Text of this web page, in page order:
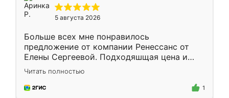
5 августа 2026
Больше всех мне понравилось
предложение от компании Ренессанс от
Елены Сергеевой. Подходяшщая цена и
короткие сроки изготовления. Приехавший
для замера сотрудник Владислав
предложил по моему эскизу самый
Читать полностью
1